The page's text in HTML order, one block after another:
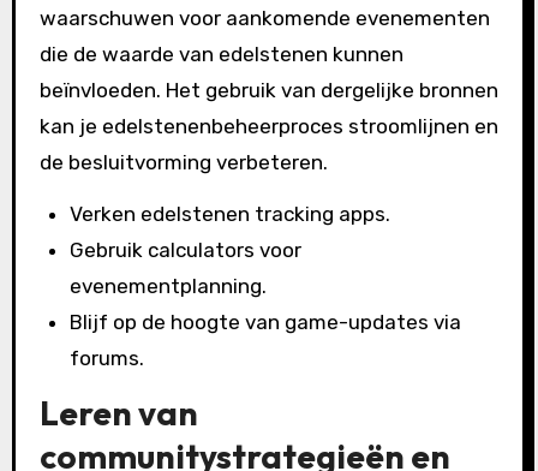
waarschuwen voor aankomende evenementen
die de waarde van edelstenen kunnen
beïnvloeden. Het gebruik van dergelijke bronnen
kan je edelstenenbeheerproces stroomlijnen en
de besluitvorming verbeteren.
Verken edelstenen tracking apps.
Gebruik calculators voor
evenementplanning.
Blijf op de hoogte van game-updates via
forums.
Leren van
communitystrategieën en